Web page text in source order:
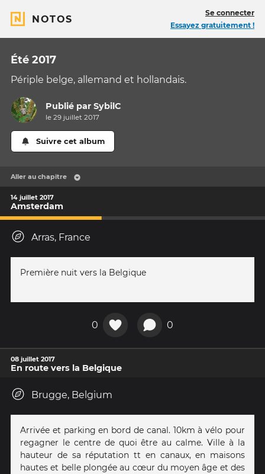
NOTOS
Se connecter
Essayez gratuitement !
Été 2017
Périple belge, allemand et hollandais.
Publié parSybilC
le 29 juillet 2017
Suivre cet album
Aller au chapitre
14 juillet 2017
Amsterdam
Arras, France
Première nuit vers la Belgique
0 0
08 juillet 2017
En route vers la Belgique
Brugge, Belgium
Arrivée et parking en bord de canal. 10km à vélo pour
regagner le centre de quoi être au calme. Ville à la
hauteur de sa réputation tt en canaux, en maisons
hautes et belle plongée au cœur du moyen âge et des